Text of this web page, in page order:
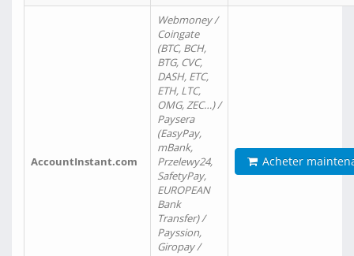
AccountInstant.com
Webmoney /
Coingate
(BTC, BCH,
BTG, CVC,
DASH, ETC,
ETH, LTC,
OMG, ZEC…) /
Paysera
(EasyPay,
mBank,
Przelewy24,
SafetyPay,
EUROPEAN
Bank
Transfer) /
Payssion,
Giropay /
Acheter